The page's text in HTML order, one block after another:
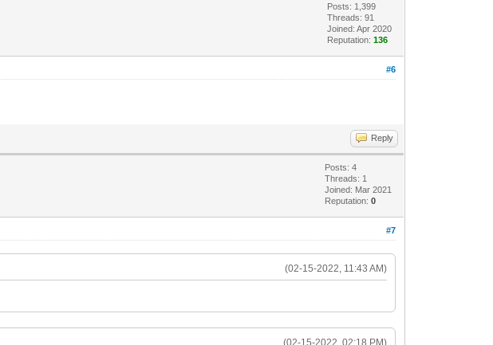
Posts: 1,399
Threads: 91
Joined: Apr 2020
Reputation:136
#6
Reply
Posts: 4
Threads: 1
Joined: Mar 2021
Reputation:0
#7
(02-15-2022, 11:43 AM)
(02-15-2022, 02:18 PM)